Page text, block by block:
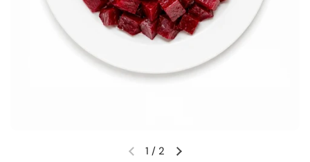
Diapositive précédente
Diapositive suivante
1 / 2